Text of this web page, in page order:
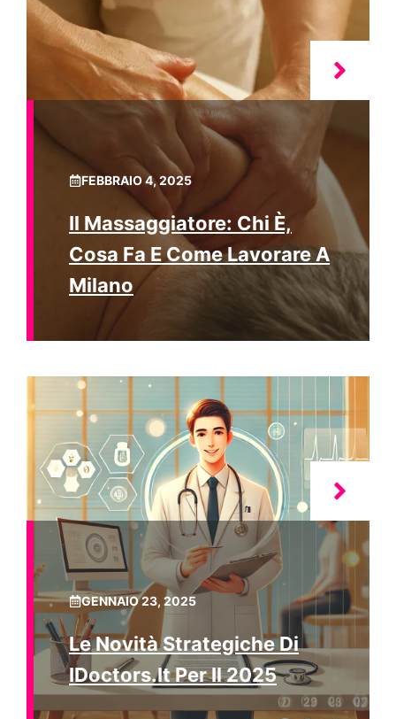
FEBBRAIO 4, 2025
Il Massaggiatore: Chi È,
Cosa Fa E Come Lavorare A
Milano
GENNAIO 23, 2025
Le Novità Strategiche Di
IDoctors.it Per Il 2025